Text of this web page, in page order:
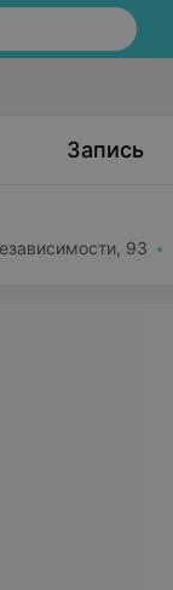
Запись
93